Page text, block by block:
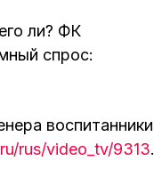
ли? ФК
спрос:
воспитанники
rus/video_tv/9313.